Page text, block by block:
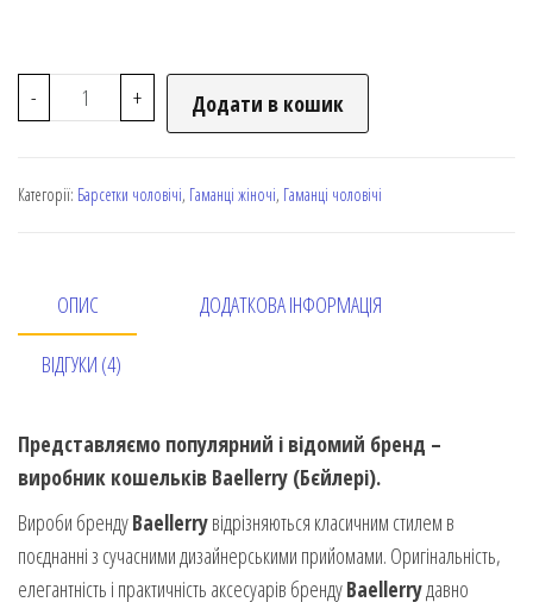
- + Додати в кошик
Категорії: Барсетки чоловічі, Гаманці жіночі, Гаманці чоловічі
ОПИС ДОДАТКОВА ІНФОРМАЦІЯ
ВІДГУКИ (4)
Представляємо популярний і відомий бренд –
виробник кошельків Baellerry (Бєйлері).
Вироби брендуBaellerryвідрізняються класичним стилем в
поєднанні з сучасними дизайнерськими прийомами. Оригінальність,
елегантність і практичність аксесуарів брендуBaellerryдавно